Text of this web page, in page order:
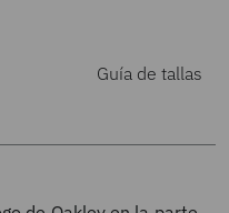
Guía de tallas